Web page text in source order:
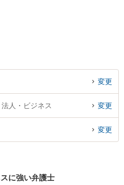
変更
人・ビジネス 変更
変更
に強い弁護士